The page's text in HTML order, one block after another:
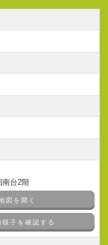
南台2階
図を開く
子を確認する